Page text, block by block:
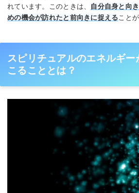
れています。このときは、
自分自身と向
めの機会が訪れたと前向きに捉えること
スピリチュアルのエネルギー
こることとは？